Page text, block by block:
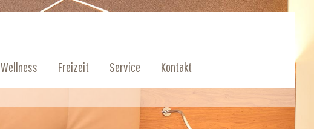
Wellness Freizeit Service Kontakt